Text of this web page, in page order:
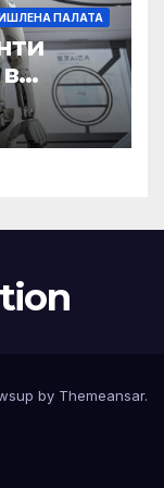
ПАЛАТА
by Themeansar.